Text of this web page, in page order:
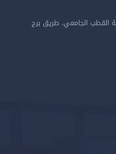
القطب الجامعي، طريق برج